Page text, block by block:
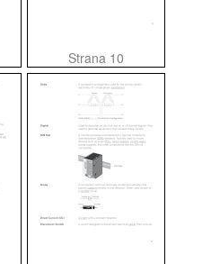
Strana 10